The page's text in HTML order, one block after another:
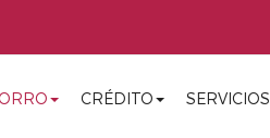
CRÉDITO SERVICIOS